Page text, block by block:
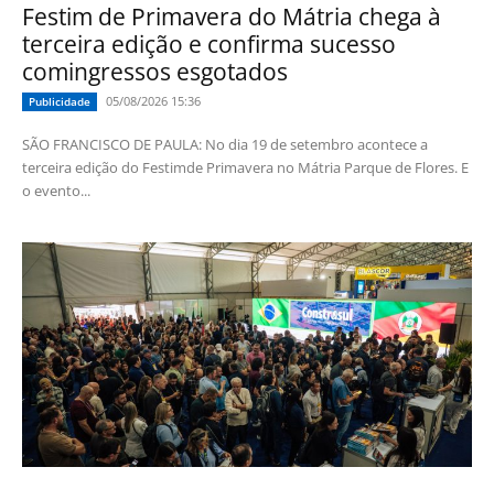
Festim de Primavera do Mátria chega à
terceira edição e confirma sucesso
comingressos esgotados
Publicidade 05/08/2026 15:36
SÃO FRANCISCO DE PAULA: No dia 19 de setembro acontece a
terceira edição do Festimde Primavera no Mátria Parque de Flores. E
o evento...